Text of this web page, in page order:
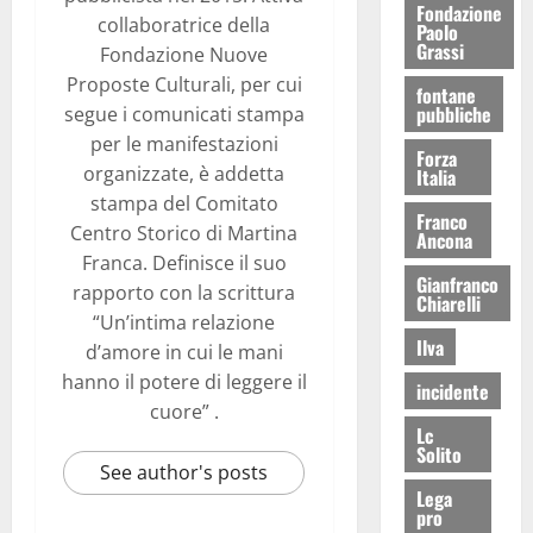
collaboratrice della
Fondazione Nuove
Proposte Culturali, per cui
segue i comunicati stampa
per le manifestazioni
organizzate, è addetta
stampa del Comitato
Centro Storico di Martina
Franca. Definisce il suo
rapporto con la scrittura
“Un’intima relazione
d’amore in cui le mani
hanno il potere di leggere il
cuore” .
See author's posts
Fondazione
Paolo
Grassi
fontane
pubbliche
Forza
Italia
Franco
Ancona
Gianfranco
Chiarelli
Ilva
incidente
Lc
Solito
Lega
pro